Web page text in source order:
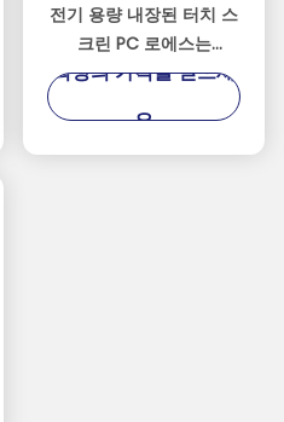
전기 용량 내장된 터치 스
크린 PC 로에스는
1920*1080 결의안을 증명
최상의 가격을 얻으세
요